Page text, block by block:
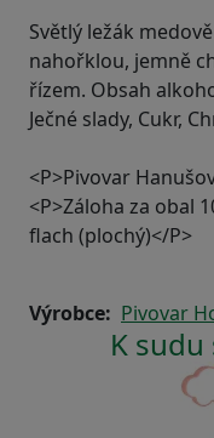
Světlý ležák
nahořklou, jemně
řízem. Obsah
Ječné slady, Cukr,
<P>Pivovar
<P>Záloha za obal
flach (plochý)</P>
Výrobce Pivovar
K